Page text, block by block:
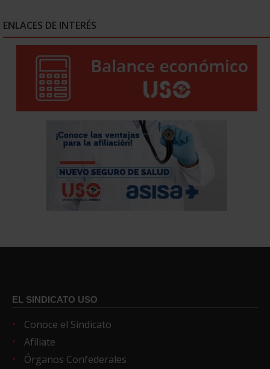
ENLACES DE INTERÉS
EL SINDICATO USO
Conoce el Sindicato
Afíliate
Órganos Confederales